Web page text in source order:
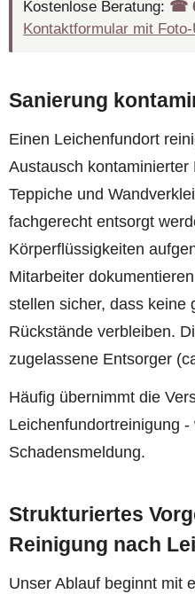
Kostenlose Beratung: ☎︎
Kontaktformular mit Foto-
Sanierung
Einen Leichenfundort
Austausch
Teppiche und
fachgerecht entsorgt
Körperflüssigkeiten
Mitarbeiter
stellen sicher, dass keine
Rückstände verbleiben.
zugelassene Entsorger
Häufig übernimmt die
Leichenfundortreinigung
Schadensmeldung.
Strukturiertes
Reinigung nach
Unser Ablauf beginnt mit